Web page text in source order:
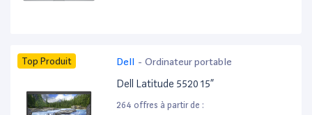
Top Produit Dell - Ordinateur portable
Dell Latitude 5520 15”
264 offres à partir de :